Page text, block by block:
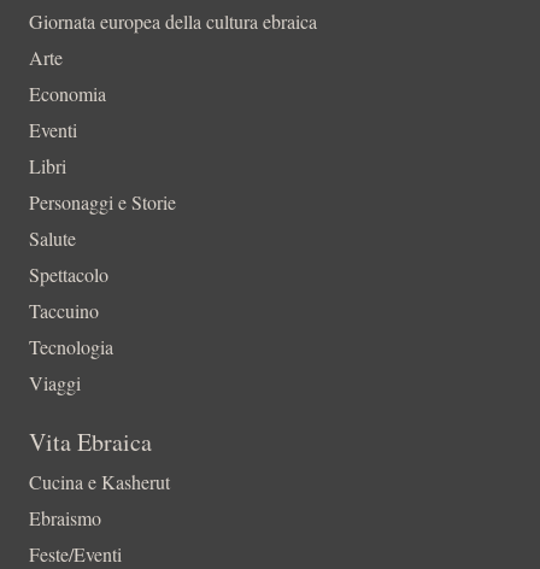
Giornata europea della cultura ebraica
Arte
Economia
Eventi
Libri
Personaggi e Storie
Salute
Spettacolo
Taccuino
Tecnologia
Viaggi
Vita Ebraica
Cucina e Kasherut
Ebraismo
Feste/Eventi